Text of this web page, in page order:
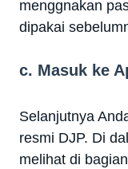
menggnakan
dipakai
c. Masuk ke
Selanjutnya
resmi DJP. Di
melihat di bagian